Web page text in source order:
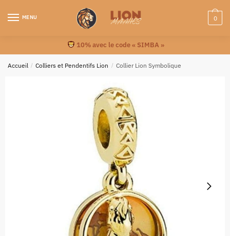
MENU 0
10% avec le code « SIMBA »
Accueil / Colliers et Pendentifs Lion / Collier Lion Symbolique